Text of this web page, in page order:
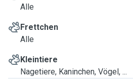
Alle
Frettchen
Alle
Kleintiere
Nagetiere, Kaninchen, Vögel, ...